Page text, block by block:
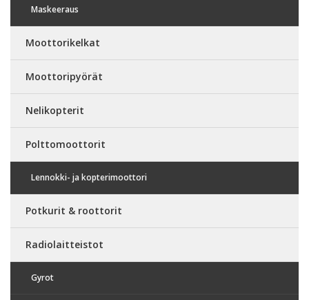
Maskeeraus
Moottorikelkat
Moottoripyörät
Nelikopterit
Polttomoottorit
Lennokki- ja kopterimoottori
Potkurit & roottorit
Radiolaitteistot
Gyrot